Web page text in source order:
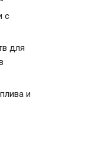
с
для
и